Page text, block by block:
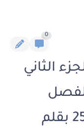
0
الثاني
الخامس والعشرون 25 بقلم